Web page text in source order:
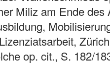
Miliz am Ende des
op. cit., S. 182/